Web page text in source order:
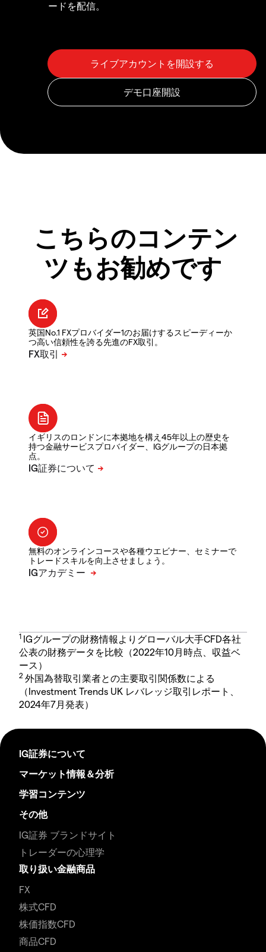
ードを配信。
こちらのコンテン
ツもお勧めです
英国No.1 FXプロバイダー1のお届けするスピーディーか
つ高い信頼性を誇る先進のFX取引。
イギリスのロンドンに本拠地を構え45年以上の歴史を
持つ金融サービスプロバイダー、IGグループの日本拠
点。
無料のオンラインコースや各種ウエビナー、セミナーで
トレードスキルを向上させましょう。
1 IGグループの財務情報よりグローバル大手CFD各社
公表の財務データを比較（2022年10月時点、収益ベ
ース）
2 外国為替取引業者との主要取引関係数による
（Investment Trends UK レバレッジ取引レポート、
2024年7月発表）
IG証券について
マーケット情報＆分析
学習コンテンツ
その他
IG証券 ブランドサイト
トレーダーの心理学
取り扱い金融商品
FX
株式CFD
株価指数CFD
商品CFD